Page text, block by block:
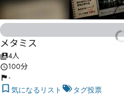
メタミス
4人
100分
-
気になるリスト タグ投票